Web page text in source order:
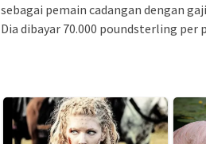
sebagai pemain cadangan dengan
Dia dibayar 70.000 poundsterling per